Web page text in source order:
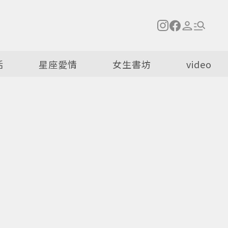
星座愛情 女生書坊 video